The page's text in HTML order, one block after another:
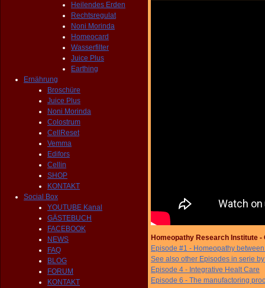
Heilendes Erden
Rechtsregulat
Noni Morinda
Homeocard
Wasserfilter
Juice Plus
Earthing
Ernährung
Broschüre
Juice Plus
Noni Morinda
Colostrum
CellReset
Vemma
Edifors
Cellin
SHOP
KONTAKT
Social Box
YOUTUBE Kanal
GÄSTEBUCH
FACEBOOK
NEWS
FAQ
BLOG
FORUM
KONTAKT
Homeopathy Research Institute
Episode #1 - Homeopathy
See also other Episodes in serie
Episode 4 - Integrative Healt Care
Episode 6 - The manufactoring